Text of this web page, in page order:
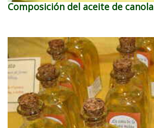
Composición del aceite de canola